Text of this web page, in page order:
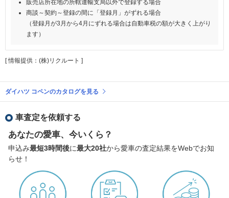
販売店所在地の所轄運輸支局以外で登録する場合
商談～契約～登録の間に「登録月」がずれる場合
（登録月が3月から4月にずれる場合は自動車税の額が大きく上がり
ます）
[ 情報提供：(株)リクルート ]
ダイハツ コペンのカタログを見る
車査定を依頼する
あなたの愛車、今いくら？
申込み最短3時間後に最大20社から愛車の査定結果をWebでお知
らせ！